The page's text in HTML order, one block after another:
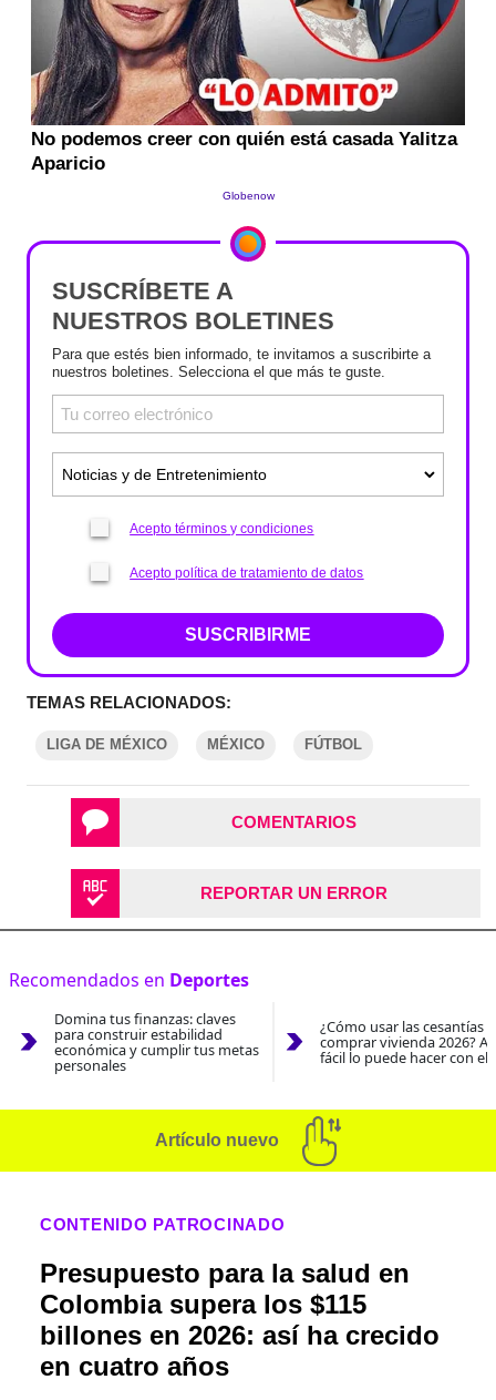
SUSCRÍBETE A
NUESTROS BOLETINES
Para que estés bien informado, te invitamos a suscribirte a
nuestros boletines. Selecciona el que más te guste.
Acepto términos y condiciones
Acepto política de tratamiento de datos
SUSCRIBIRME
TEMAS RELACIONADOS:
LIGA DE MÉXICO MÉXICO FÚTBOL
COMENTARIOS
REPORTAR UN ERROR
Recomendados en Deportes
Domina tus finanzas: claves
para construir estabilidad
económica y cumplir tus metas
personales
¿Cómo usar las cesantías
comprar vivienda 2026?
fácil lo puede hacer con el
Artículo nuevo
CONTENIDO PATROCINADO
Presupuesto para la salud en
Colombia supera los $115
billones en 2026: así ha crecido
en cuatro años